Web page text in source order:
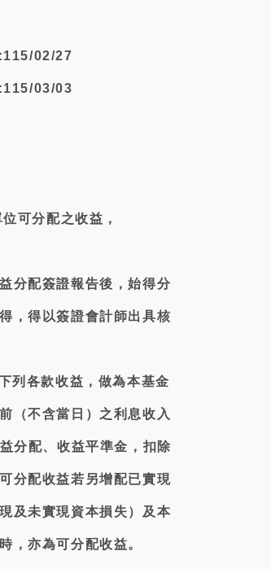
02/27
03/03
可分配之收益，
分配簽證報告後，始得分
，得以簽證會計師出具核
列各款收益，做為本基金
（不含當日）之利息收入
分配、收益平準金，扣除
分配收益若另增配已實現
及未實現資本損失）及本
，亦為可分配收益。